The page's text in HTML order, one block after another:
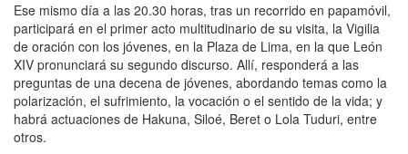
Ese mismo día a las 20.30 horas, tras un recorrido en papamóvil,
participará en el primer acto multitudinario de su visita, la Vigilia
de oración con los jóvenes, en la Plaza de Lima, en la que León
XIV pronunciará su segundo discurso. Allí, responderá a las
preguntas de una decena de jóvenes, abordando temas como la
polarización, el sufrimiento, la vocación o el sentido de la vida; y
habrá actuaciones de Hakuna, Siloé, Beret o Lola Tuduri, entre
otros.